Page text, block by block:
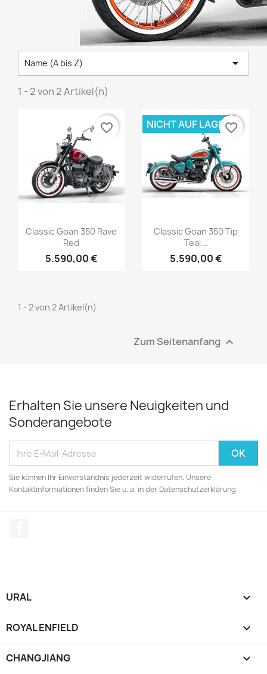
Name (A bis Z) 
1 - 2 von 2 Artikel(n)
Classic Goan 350 Rave
Red
5.590,00 €
favorite_border
Classic Goan 350 Tip
Teal...
5.590,00 €
NICHT AUF LAGERfavorite_border
1 - 2 von 2 Artikel(n)
Zum Seitenanfang 
Erhalten Sie unsere Neuigkeiten und
Sonderangebote
Sie können Ihr Einverständnis jederzeit widerrufen. Unsere
Kontaktinformationen finden Sie u. a. in der Datenschutzerklärung.
URAL 
ROYAL ENFIELD 
CHANGJIANG 